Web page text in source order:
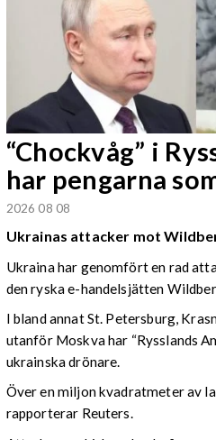
“Chockvåg” i
har pengarna
2026 08 08
Ukrainas attacker mot
Ukraina har genomfört en rad
den ryska e-handelsjätten
I bland annat St. Petersburg,
utanför Moskva har “Rysslands
ukrainska drönare.
Över en miljon kvadratmeter av
rapporterar Reuters.